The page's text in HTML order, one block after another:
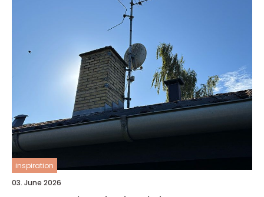
inspiration
03. June 2026